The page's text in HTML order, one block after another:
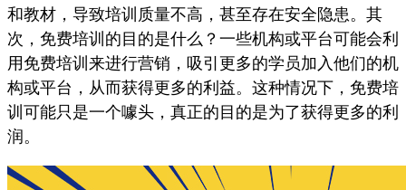
和教材，导致培训质量不高，甚至存在安全隐患。其
次，免费培训的目的是什么？一些机构或平台可能会利
用免费培训来进行营销，吸引更多的学员加入他们的机
构或平台，从而获得更多的利益。这种情况下，免费培
训可能只是一个噱头，真正的目的是为了获得更多的利
润。